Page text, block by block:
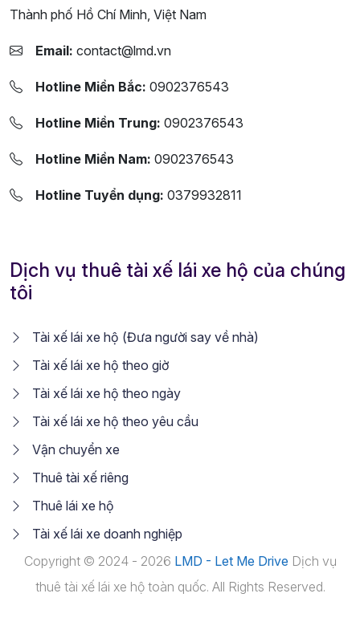
Thành phố Hồ Chí Minh, Việt Nam
Email: contact@lmd.vn
Hotline Miền Bắc: 0902376543
Hotline Miền Trung: 0902376543
Hotline Miền Nam: 0902376543
Hotline Tuyển dụng: 0379932811
Dịch vụ thuê tài xế lái xe hộ của chúng
tôi
Tài xế lái xe hộ (Đưa người say về nhà)
Tài xế lái xe hộ theo giờ
Tài xế lái xe hộ theo ngày
Tài xế lái xe hộ theo yêu cầu
Vận chuyển xe
Thuê tài xế riêng
Thuê lái xe hộ
Tài xế lái xe doanh nghiệp
Copyright © 2024 - 2026 LMD - Let Me Drive Dịch vụ
thuê tài xế lái xe hộ toàn quốc. All Rights Reserved.